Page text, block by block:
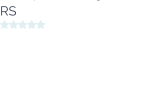
RS
Avaliado com NaN de 5 estrelas.